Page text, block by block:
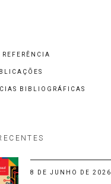
REFERÊNCIA
BIBLIOGRÁFICAS
8 DE JUNHO DE 2026